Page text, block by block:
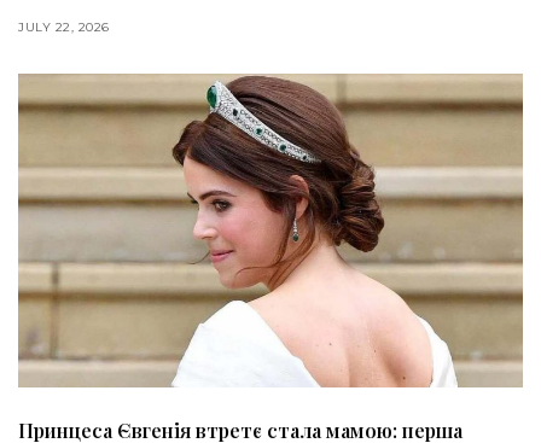
JULY 22, 2026
Принцеса Євгенія втретє стала мамою: перша